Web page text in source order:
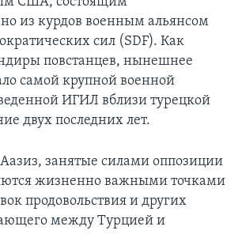
из курдов военным альянсом
сил (SDF). Как
повстанцев, нынешнее
самой крупной военной
ИГИЛ вблизи турецкой
двух последних лет.
занятые силами оппозиции
жизненно важными точками
продовольствия и других
между Турцией и